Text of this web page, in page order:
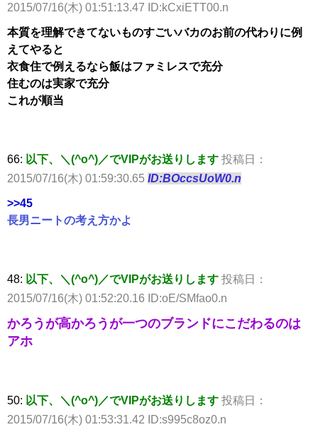
2015/07/16(木) 01:51:13.47 ID:kCxiETT00.n
本質を理解できてないものすごいバカのお前の代わりに例
えてやると
衣食住で例えるなら飯はファミレスで充分
住むのは実家で充分
これが順当
66: 以下、＼(^o^)／でVIPがお送りします 投稿日：
2015/07/16(木) 01:59:30.65 ID:BOccsUoW0.n
>>45
長男ニートの考え方かよ
48: 以下、＼(^o^)／でVIPがお送りします 投稿日：
2015/07/16(木) 01:52:20.16 ID:oE/SMfao0.n
かろうが高かろうが一つのブランドにこだわるのは
アホ
50: 以下、＼(^o^)／でVIPがお送りします 投稿日：
2015/07/16(木) 01:53:31.42 ID:s995c8oz0.n